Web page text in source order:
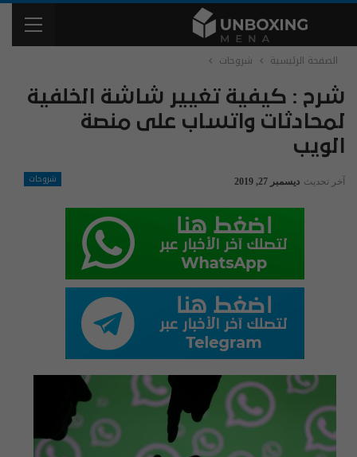
الصفحة الرئيسية شروحات
شرح : كيفية تغيير شاشة الخلفية
لمحادثات واتساب على منصة
الويب‎
شروحات آخر تحديث ديسمبر 27, 2019